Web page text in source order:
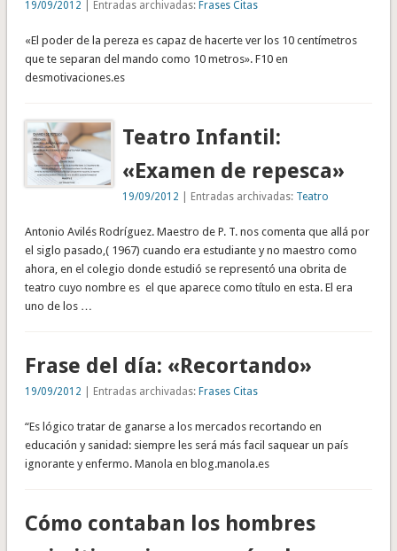
19/09/2012 | Entradas archivadas: Frases Citas
«El poder de la pereza es capaz de hacerte ver los 10 centímetros
que te separan del mando como 10 metros». F10 en
desmotivaciones.es
Teatro Infantil:
«Examen de repesca»
19/09/2012 | Entradas archivadas: Teatro
Antonio Avilés Rodríguez. Maestro de P. T. nos comenta que allá por
el siglo pasado,( 1967) cuando era estudiante y no maestro como
ahora, en el colegio donde estudió se representó una obrita de
teatro cuyo nombre es el que aparece como título en esta. El era
uno de los …
Frase del día: «Recortando»
19/09/2012 | Entradas archivadas: Frases Citas
“Es lógico tratar de ganarse a los mercados recortando en
educación y sanidad: siempre les será más facil saquear un país
ignorante y enfermo. Manola en blog.manola.es
Cómo contaban los hombres